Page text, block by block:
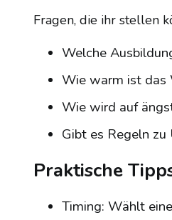
Fragen, die ihr stellen
Welche
Wie warm ist das
Wie wird auf
Gibt es Regeln
Praktische
Timing: Wählt